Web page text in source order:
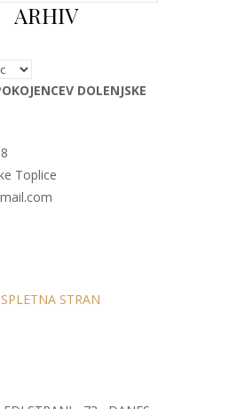
ARHIV
DOLENJSKE
Toplice
STRAN